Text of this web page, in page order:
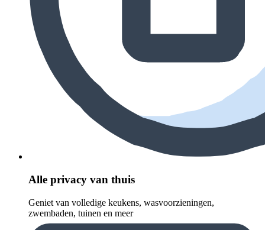
Alle privacy van thuis
Geniet van volledige keukens, wasvoorzieningen,
zwembaden, tuinen en meer